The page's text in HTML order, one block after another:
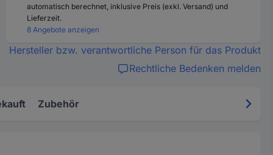
automatisch berechnet, inklusive Preis (exkl. Versand) und
Lieferzeit.
8 Angebote anzeigen
Hersteller bzw. verantwortliche Person für das Produkt
Rechtliche Bedenken melden
Zubehör